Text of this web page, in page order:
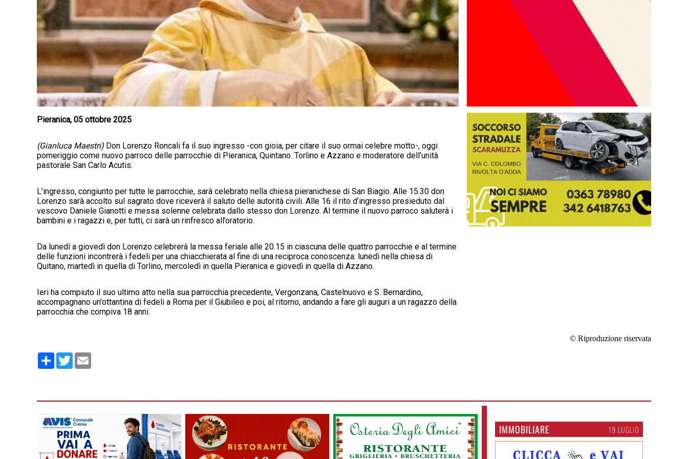
Pieranica, 05 ottobre 2025
(Gianluca Maestri) Don Lorenzo Roncali fa il suo ingresso -con gioia, per citare il suo ormai celebre motto-, oggi
pomeriggio come nuovo parroco delle parrocchie di Pieranica, Quintano. Torlino e Azzano e moderatore dell’unità
pastorale San Carlo Acutis.
L’ingresso, congiunto per tutte le parrocchie, sarà celebrato nella chiesa pieranichese di San Biagio. Alle 15.30 don
Lorenzo sarà accolto sul sagrato dove riceverà il saluto delle autorità civili. Alle 16 il rito d’ingresso presieduto dal
vescovo Daniele Gianotti e messa solenne celebrata dallo stesso don Lorenzo. Al termine il nuovo parroco saluterà i
bambini e i ragazzi e, per tutti, ci sarà un rinfresco all’oratorio.
Da lunedì a giovedì don Lorenzo celebrerà la messa feriale alle 20.15 in ciascuna delle quattro parrocchie e al termine
delle funzioni incontrerà i fedeli per una chiacchierata al fine di una reciproca conoscenza: lunedì nella chiesa di
Quitano, martedì in quella di Torlino, mercoledì in quella Pieranica e giovedì in quella di Azzano.
Ieri ha compiuto il suo ultimo atto nella sua parrocchia precedente, Vergonzana, Castelnuovo e S. Bernardino,
accompagnano un'ottantina di fedeli a Roma per il Giubileo e poi, al ritorno, andando a fare gli auguri a un ragazzo della
parrocchia che compiva 18 anni.
© Riproduzione riservata
Condividi
Twitter
IMMOBILIARE 19 LUGLIO